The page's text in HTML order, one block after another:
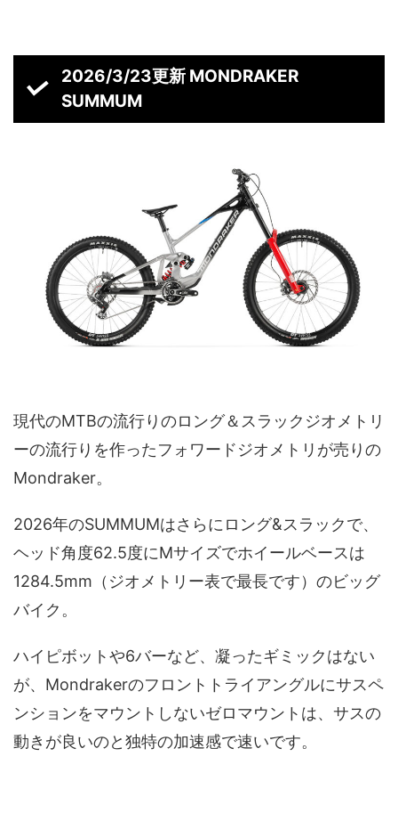
2026/3/23更新 MONDRAKER
SUMMUM
現代のMTBの流行りのロング＆スラックジオメトリ
ーの流行りを作ったフォワードジオメトリが売りの
Mondraker。
2026年のSUMMUMはさらにロング&スラックで、
ヘッド角度62.5度にMサイズでホイールベースは
1284.5mm（ジオメトリー表で最長です）のビッグ
バイク。
ハイピボットや6バーなど、凝ったギミックはない
が、Mondrakerのフロントトライアングルにサスペ
ンションをマウントしないゼロマウントは、サスの
動きが良いのと独特の加速感で速いです。